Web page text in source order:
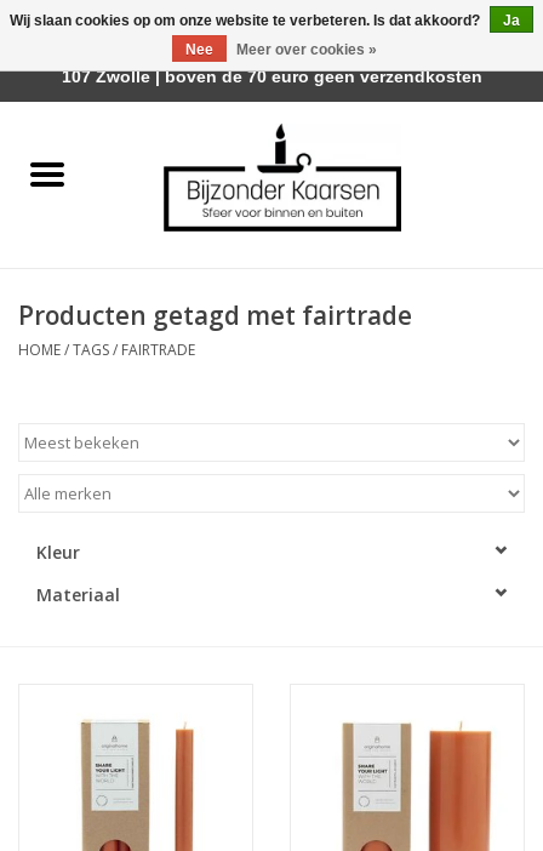
Räder Design Stories
Geurkaarsen
LED Kaarsen
Relatiegeschenken & Bedankjes
Huisparfums
Producten getagd met fairtrade
HOME/TAGS/ FAIRTRADE
Kleur
Materiaal
Wij slaan cookies op om onze website te verbeteren. Is dat akkoord?
Ja
Nee
Meer over cookies »
Afhalen is mogelijk bij Trotz Woon & Cadeau | Belvederelaan
107 Zwolle | boven de 70 euro geen verzendkosten